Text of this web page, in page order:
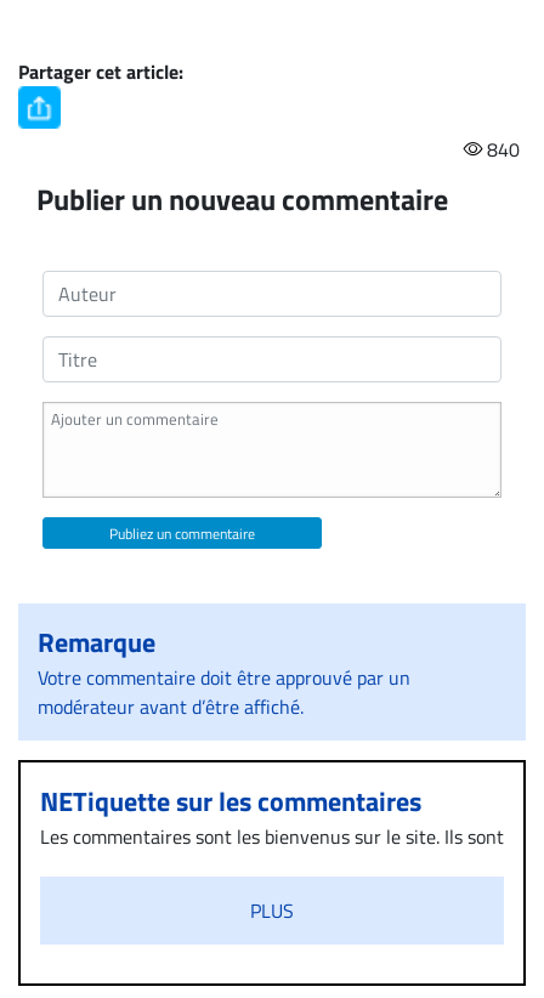
Partager cet article:
840
Publier un nouveau commentaire
Publiez un commentaire
Remarque
Votre commentaire doit être approuvé par un
modérateur avant d’être affiché.
NETiquette sur les commentaires
Les commentaires sont les bienvenus sur le site. Ils sont
diffamatoire. Si malgré cette politique de modération,
un commentaire publié sur le site vous dérange, prenez
immédiatement contact par courriel (info@droit-
PLUS